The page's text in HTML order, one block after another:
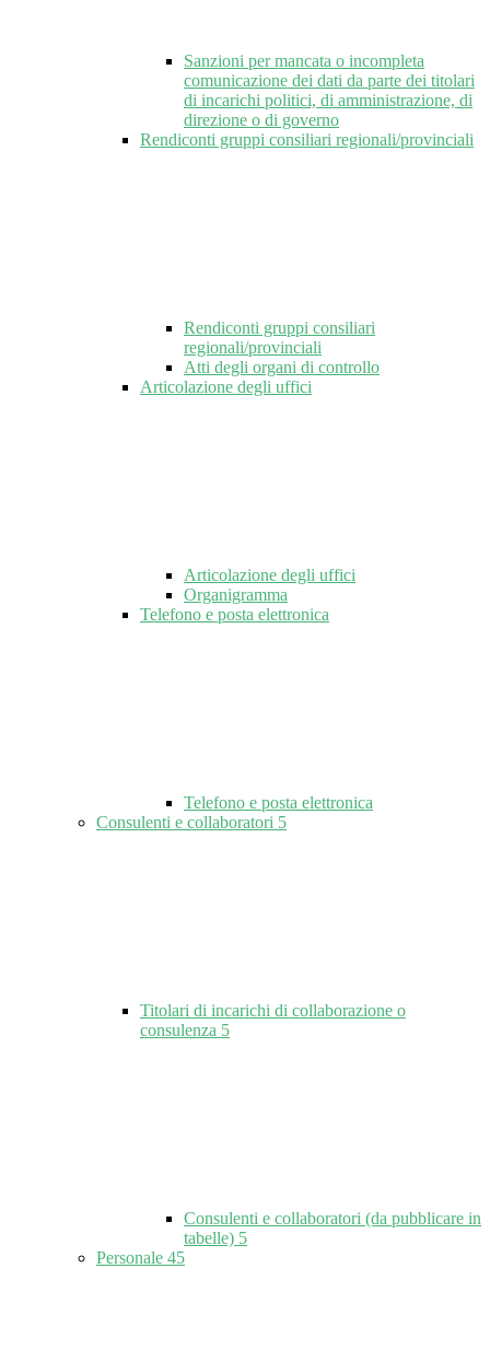
Sanzioni per mancata o incompleta
comunicazione dei dati da parte dei titolari
di incarichi politici, di amministrazione, di
direzione o di governo
Rendiconti gruppi consiliari regionali/provinciali
Rendiconti gruppi consiliari
regionali/provinciali
Atti degli organi di controllo
Articolazione degli uffici
Articolazione degli uffici
Organigramma
Telefono e posta elettronica
Telefono e posta elettronica
Consulenti e collaboratori 5
Titolari di incarichi di collaborazione o
consulenza 5
Consulenti e collaboratori (da pubblicare in
tabelle) 5
Personale 45